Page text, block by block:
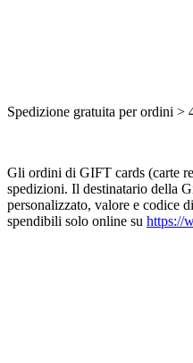
Spedizione gratuita per ordini >
Gli ordini di GIFT cards (carte
spedizioni. Il destinatario della
personalizzato, valore e codice
spendibili solo online su https://